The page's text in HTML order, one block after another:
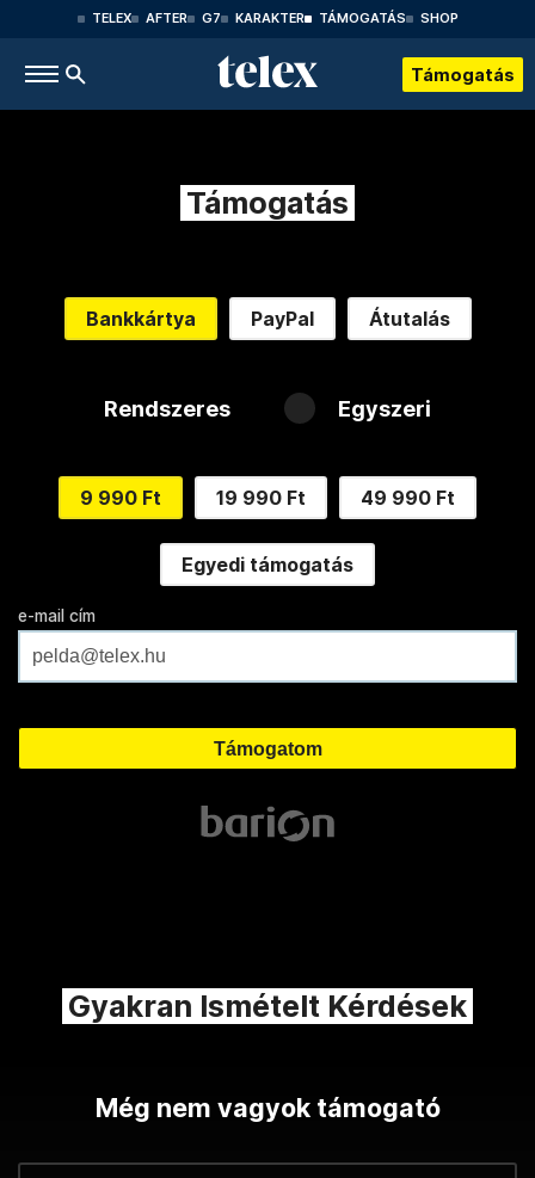
TELEX AFTER G7 KARAKTER TÁMOGATÁS SHOP
Támogatás
Támogatás
Bankkártya PayPal Átutalás
Rendszeres Egyszeri
9 990 Ft 19 990 Ft 49 990 Ft
Egyedi támogatás
e-mail cím
Gyakran Ismételt Kérdések
Még nem vagyok támogató